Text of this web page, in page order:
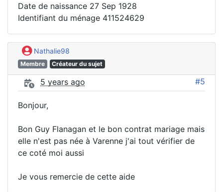
Date de naissance 27 Sep 1928
Identifiant du ménage 411524629
Nathalie98
Membre Créateur du sujet
5 years ago #5
Bonjour,
Bon Guy Flanagan et le bon contrat mariage mais
elle n'est pas née à Varenne j'ai tout vérifier de
ce coté moi aussi
Je vous remercie de cette aide